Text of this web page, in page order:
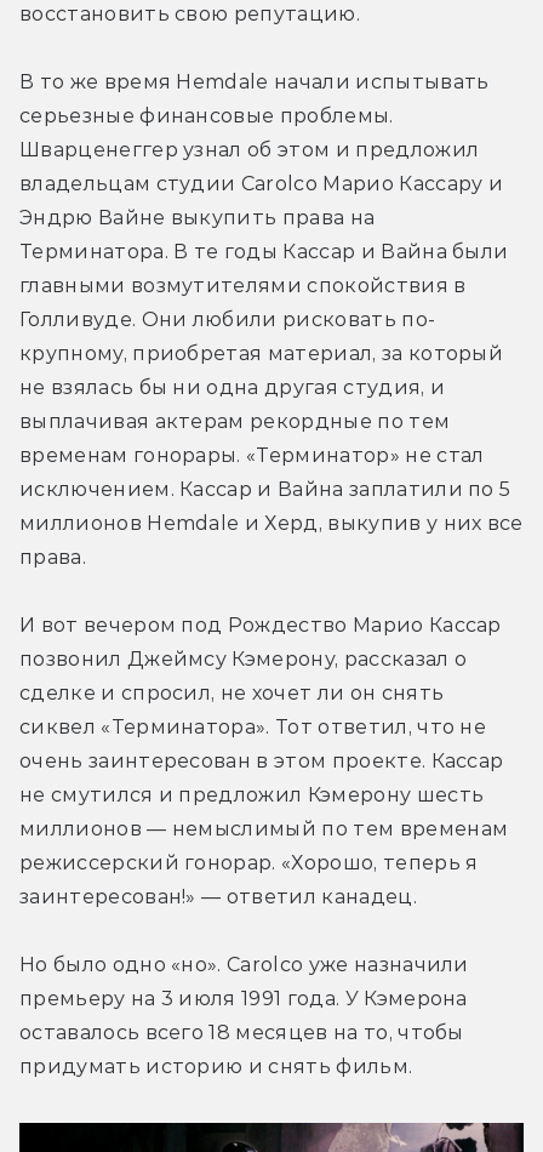
восстановить свою репутацию.
В то же время Hemdale начали испытывать
серьезные финансовые проблемы.
Шварценеггер узнал об этом и предложил
владельцам студии Carolco Марио Кассару и
Эндрю Вайне выкупить права на
Терминатора. В те годы Кассар и Вайна были
главными возмутителями спокойствия в
Голливуде. Они любили рисковать по-
крупному, приобретая материал, за который
не взялась бы ни одна другая студия, и
выплачивая актерам рекордные по тем
временам гонорары. «Терминатор» не стал
исключением. Кассар и Вайна заплатили по 5
миллионов Hemdale и Херд, выкупив у них все
права.
И вот вечером под Рождество Марио Кассар
позвонил Джеймсу Кэмерону, рассказал о
сделке и спросил, не хочет ли он снять
сиквел «Терминатора». Тот ответил, что не
очень заинтересован в этом проекте. Кассар
не смутился и предложил Кэмерону шесть
миллионов — немыслимый по тем временам
режиссерский гонорар. «Хорошо, теперь я
заинтересован!» — ответил канадец.
Но было одно «но». Carolco уже назначили
премьеру на 3 июля 1991 года. У Кэмерона
оставалось всего 18 месяцев на то, чтобы
придумать историю и снять фильм.